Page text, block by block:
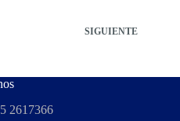
SIGUIENTE
2617366